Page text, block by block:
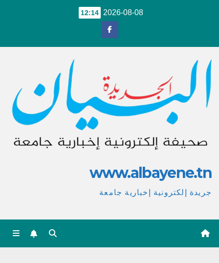
2026-08-08
12:14
www.albayene.tn
جريدة إلكترونية إخبارية جامعة